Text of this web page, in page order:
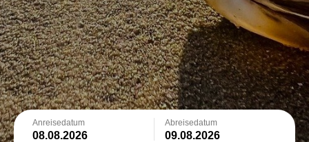
saisonalen
Köstlichkeiten und einer authentischen Atmosphäre
möchten wir
Ihren Aufenthalt auf Norderney unvergesslich machen.
Anreisedatum Abreisedatum